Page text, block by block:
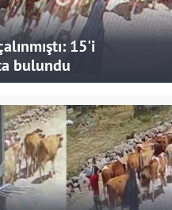
15'i
bulundu